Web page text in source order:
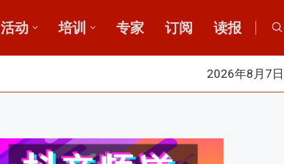
活动 培训 专家 订阅 读报
2026年8月7日